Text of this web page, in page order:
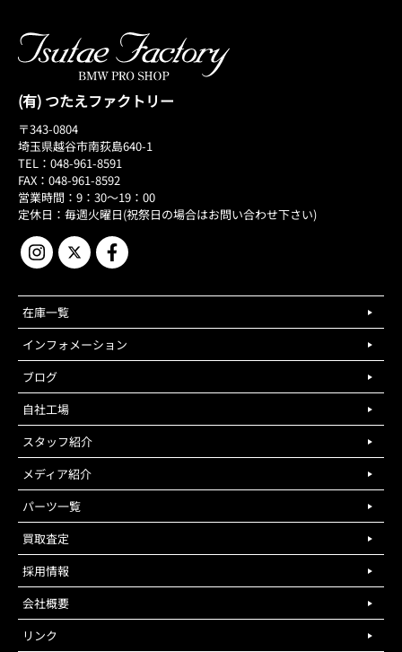
(有) つたえファクトリー
〒343-0804
埼玉県越谷市南荻島640-1
TEL：048-961-8591
FAX：048-961-8592
営業時間：9：30～19：00
定休日：毎週火曜日(祝祭日の場合はお問い合わせ下さい)
在庫一覧
インフォメーション
ブログ
自社工場
スタッフ紹介
メディア紹介
パーツ一覧
買取査定
採用情報
会社概要
リンク